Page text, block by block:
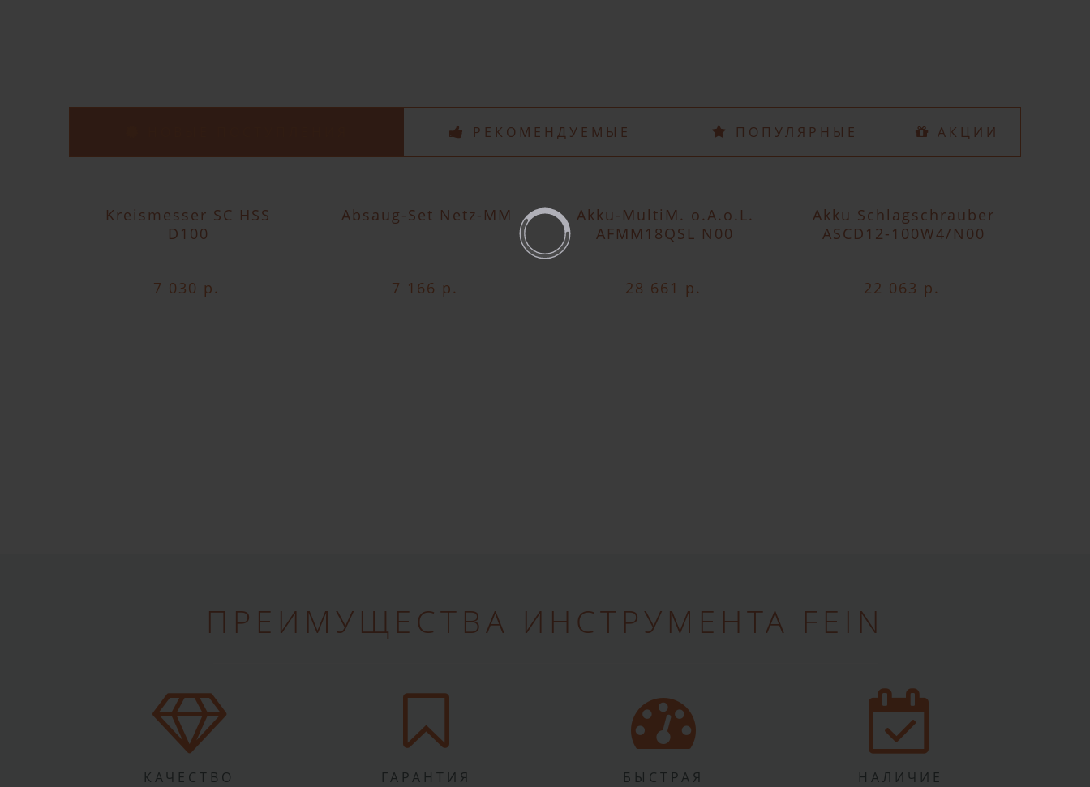
В нашем магазине всегда актуальные цены!
РЕКОМЕНДУЕМЫЕ ПОПУЛЯРНЫЕ АКЦИИ
Kreismesser SC HSS
D100
7 030 р.
Absaug-Set Netz-MM
7 166 р.
Akku-MultiM. o.A.o.L.
AFMM18QSL N00
28 661 р.
Akku Schlagschrauber
ASCD12-100W4/N00
22 063 р.
ПРЕИМУЩЕСТВА ИНСТРУМЕНТА FEIN
КАЧЕСТВО
ГАРАНТИЯ
БЫСТРАЯ
НАЛИЧИЕ